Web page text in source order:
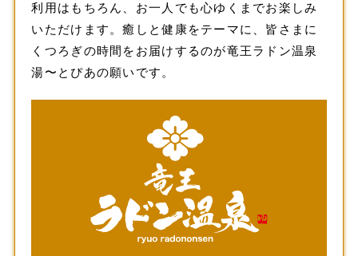
利用はもちろん、お一人でも心ゆくまでお楽しみ
いただけます。癒しと健康をテーマに、皆さまに
くつろぎの時間をお届けするのが竜王ラドン温泉
湯〜とぴあの願いです。